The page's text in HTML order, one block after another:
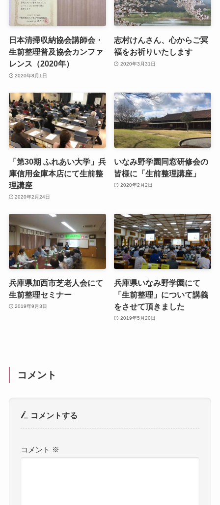
日本清掃収納協会講師会・
生前整理普及協会カンファ
レンス（2020年）
2020年8月1日
志村けんさん、心からご冥
福をお祈りいたします
2020年3月31日
「第30期 ふれあい大学」兵
庫信用金庫本店にて生前整
理講座
2020年2月24日
いなみ野学園同窓研修会の
皆様に「生前整理講座」
2020年2月2日
兵庫県加西市芝老人会にて
生前整理セミナー
2019年9月3日
兵庫県いなみ野学園にて
「生前整理」について講義
をさせて頂きました
2019年5月20日
コメント
コメントする
コメント ※